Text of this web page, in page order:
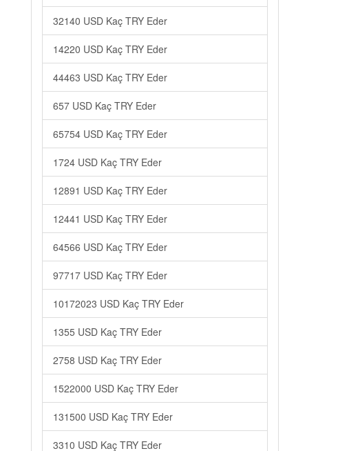
32140 USD Kaç TRY Eder
14220 USD Kaç TRY Eder
44463 USD Kaç TRY Eder
657 USD Kaç TRY Eder
65754 USD Kaç TRY Eder
1724 USD Kaç TRY Eder
12891 USD Kaç TRY Eder
12441 USD Kaç TRY Eder
64566 USD Kaç TRY Eder
97717 USD Kaç TRY Eder
10172023 USD Kaç TRY Eder
1355 USD Kaç TRY Eder
2758 USD Kaç TRY Eder
1522000 USD Kaç TRY Eder
131500 USD Kaç TRY Eder
3310 USD Kaç TRY Eder